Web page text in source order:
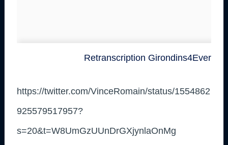
Retranscription Girondins4Ever
https://twitter.com/VinceRomain/status/1554862
925579517957?
s=20&t=W8UmGzUUnDrGXjynlaOnMg